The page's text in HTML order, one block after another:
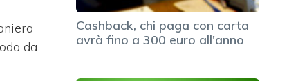
da
Cashback, chi paga con carta
avrà fino a 300 euro all'anno